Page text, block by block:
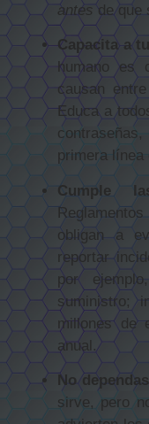
antes de que
Capacita a
humano es
causan
Educa a
primera línea
Cumple
obligan a
reportar
por
suministro;
millones de
anual.
No
sirve, pero